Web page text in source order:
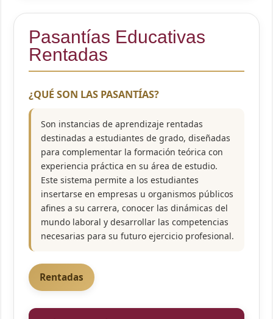
Pasantías Educativas
Rentadas
¿QUÉ SON LAS PASANTÍAS?
Son instancias de aprendizaje rentadas
destinadas a estudiantes de grado, diseñadas
para complementar la formación teórica con
experiencia práctica en su área de estudio.
Este sistema permite a los estudiantes
insertarse en empresas u organismos públicos
afines a su carrera, conocer las dinámicas del
mundo laboral y desarrollar las competencias
necesarias para su futuro ejercicio profesional.
Rentadas